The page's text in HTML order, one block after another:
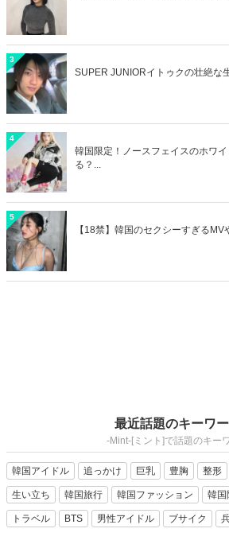
3
SUPER JUNIORイトゥクの壮絶な
4
韓国限定！ノースフェイスのホワ
る？...
5
【18禁】韓国のセクシーすぎる
最近話題のキーワ
-Mint-[ミント]で話題のキー
韓国アイドル 追っかけ 巨乳 豊胸 整形
生い立ち 韓国旅行 韓国ファッション 韓国
トラベル BTS 男性アイドル ブサイク